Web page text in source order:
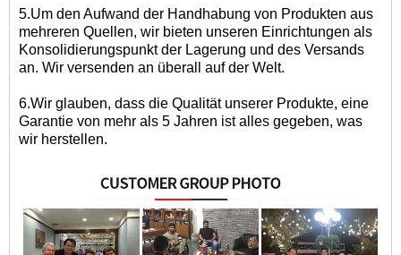
5.Um den Aufwand der Handhabung von Produkten aus
mehreren Quellen, wir bieten unseren Einrichtungen als
Konsolidierungspunkt der Lagerung und des Versands
an. Wir versenden an überall auf der Welt.
6.Wir glauben, dass die Qualität unserer Produkte, eine
Garantie von mehr als 5 Jahren ist alles gegeben, was
wir herstellen.